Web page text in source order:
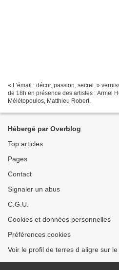
« L’émail : décor, passion, secret. »
de 18h en présence des artistes : Armel
Mélétopoulos, Matthieu Robert.
Hébergé par Overblog
Top articles
Pages
Contact
Signaler un abus
C.G.U.
Cookies et données personnelles
Préférences cookies
Voir le profil de terres d aligre sur